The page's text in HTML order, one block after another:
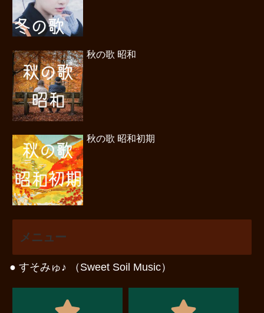
秋の歌 昭和
秋の歌 昭和初期
メニュー
● すそみゅ♪ （Sweet Soil Music）